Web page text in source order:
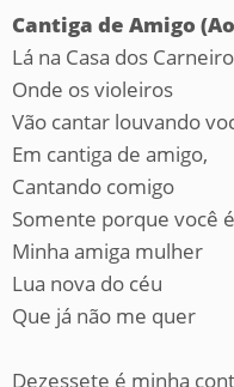
Cantiga de Amigo
Lá na Casa dos
Onde os violeiros
Vão cantar louvando
Em cantiga de amigo,
Cantando comigo
Somente porque você é
Minha amiga mulher
Lua nova do céu
Que já não me quer
Dezessete é minha